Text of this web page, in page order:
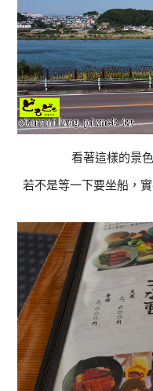
看著這樣的景
若不是等一下要坐船，